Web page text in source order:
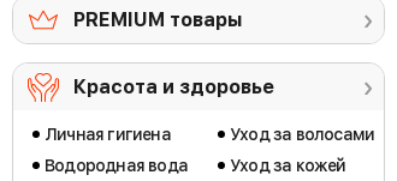
PREMIUM товары
Красота и здоровье
Личная гигиена
Водородная вода
Уход за волосами
Уход за кожей